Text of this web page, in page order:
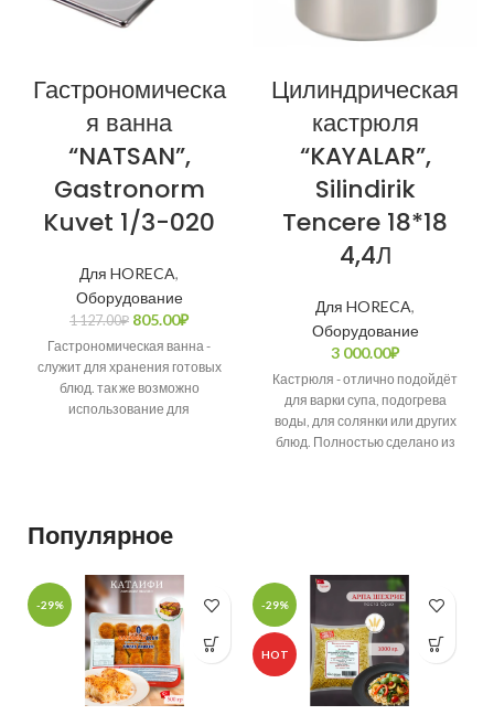
Гастрономическа
я ванна
“NATSAN”,
Gastronorm
Kuvet 1/3-020
Для HORECA,
Оборудование
1 127.00₽ 805.00₽
Гастрономическая ванна -
служит для хранения готовых
блюд. так же возможно
использование для
Цилиндрическая
кастрюля
“KAYALAR”,
Silindirik
Tencere 18*18
4,4Л
Для HORECA,
Оборудование
3 000.00₽
Кастрюля - отлично подойдёт
для варки супа, подогрева
воды, для солянки или других
блюд. Полностью сделано из
Популярное
-29% -29%
HOT